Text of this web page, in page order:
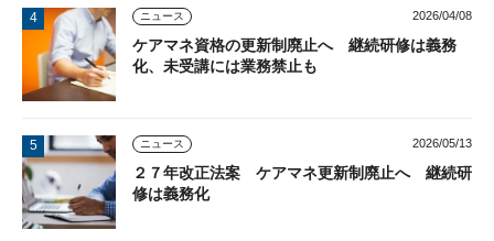
ニュース 2026/04/08
ケアマネ資格の更新制廃止へ 継続研修は義務
化、未受講には業務禁止も
ニュース 2026/05/13
２７年改正法案 ケアマネ更新制廃止へ 継続研
修は義務化